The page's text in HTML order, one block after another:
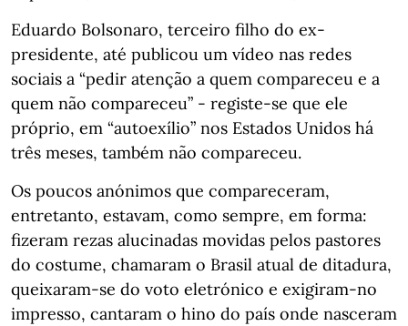
Eduardo Bolsonaro, terceiro filho do ex-
presidente, até publicou um vídeo nas redes
sociais a “pedir atenção a quem compareceu e a
quem não compareceu” - registe-se que ele
próprio, em “autoexílio” nos Estados Unidos há
três meses, também não compareceu.
Os poucos anónimos que compareceram,
entretanto, estavam, como sempre, em forma:
fizeram rezas alucinadas movidas pelos pastores
do costume, chamaram o Brasil atual de ditadura,
queixaram-se do voto eletrónico e exigiram-no
impresso, cantaram o hino do país onde nasceram